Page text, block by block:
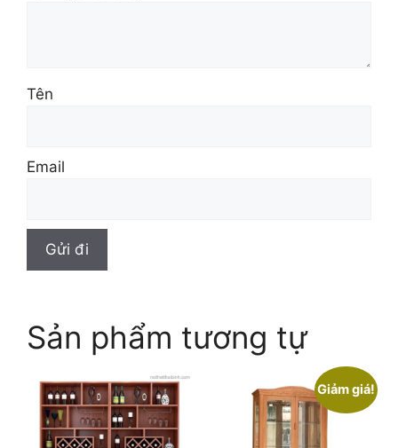
Tên
Email
Sản phẩm tương tự
Giảm giá!